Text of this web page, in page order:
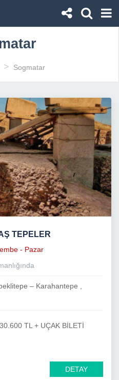
> Sogmatar
TEPELER
- Pazar
– Karahantepe ,
TL + UÇAK BİLETİ
DETAY